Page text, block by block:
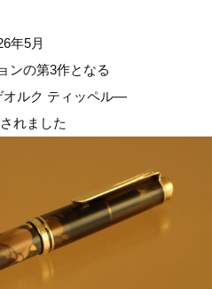
年5月
ンの第3作となる
オルク ティッペル―
れました